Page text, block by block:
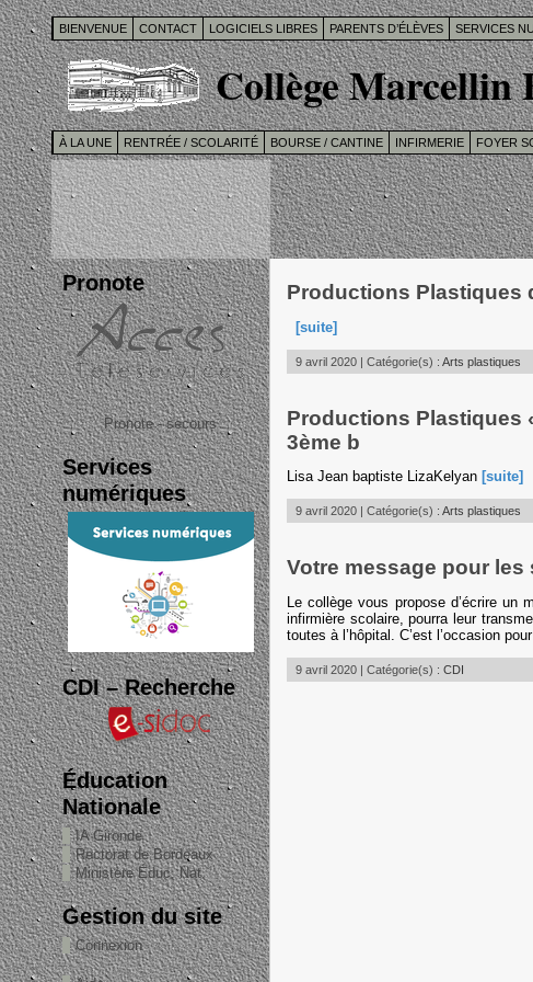
BIENVENUE CONTACT LOGICIELS LIBRES PARENTS D’ÉLÈVES SERVICES
Collège Marcellin
À LA UNE RENTRÉE / SCOLARITÉ BOURSE / CANTINE INFIRMERIE FOYER
Pronote
Pronote - secours
Services
numériques
CDI – Recherche
Éducation
Nationale
IA Gironde
Rectorat de Bordeaux
Ministère Éduc. Nat.
Gestion du site
Connexion
Productions Plastiques
[suite]
9 avril 2020 | Catégorie(s) : Arts plastiques
Productions Plastiques
3ème b
Lisa Jean baptiste LizaKelyan [suite]
9 avril 2020 | Catégorie(s) : Arts plastiques
Votre message pour les
Le collège vous propose d’écrire
infirmière scolaire, pourra leur
toutes à l’hôpital. C’est l’occasion
9 avril 2020 | Catégorie(s) : CDI